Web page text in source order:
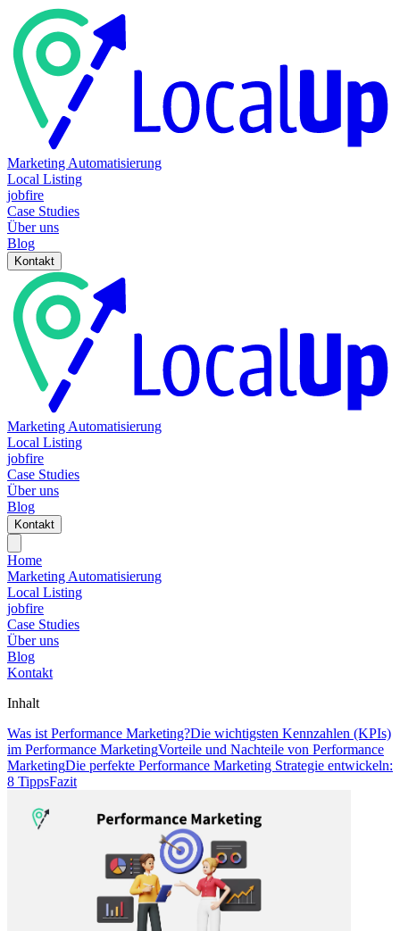
Marketing Automatisierung
Local Listing
jobfire
Case Studies
Über uns
Blog
Kontakt
Marketing Automatisierung
Local Listing
jobfire
Case Studies
Über uns
Blog
Kontakt
Home
Marketing Automatisierung
Local Listing
jobfire
Case Studies
Über uns
Blog
Kontakt
Inhalt
Was ist Performance Marketing?Die wichtigsten Kennzahlen (KPIs)
im Performance MarketingVorteile und Nachteile von Performance
MarketingDie perfekte Performance Marketing Strategie entwickeln:
8 TippsFazit